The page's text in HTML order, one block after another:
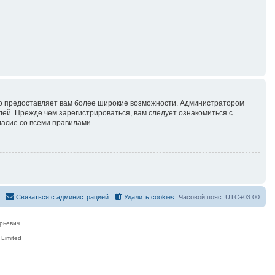
предоставляет вам более широкие возможности. Администратором
Прежде чем зарегистрироваться, вам следует ознакомиться с
со всеми правилами.
Часовой пояс: UTC+03:00
Удалить cookies
Связаться с администрацией